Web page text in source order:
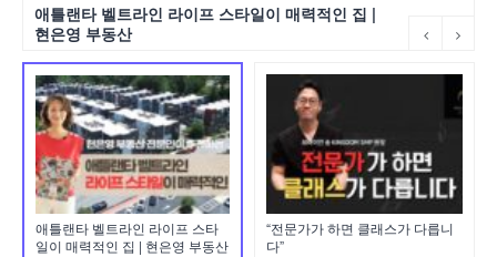
애틀랜타 벨트라인 라이프 스타일이 매력적인 집 |
현은영 부동산
애틀랜타 벨트라인 라이프 스타
일이 매력적인 집 | 현은영 부동산
“전문가가 하면 클래스가 다릅니
다”